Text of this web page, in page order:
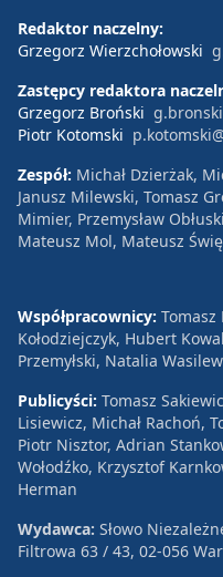
Redaktor naczelny:
Grzegorz Wierzchołowski
Zastępcy redaktora
Grzegorz Broński
Piotr Kotomski
Zespół: Michał Dzierżak,
Janusz Milewski, Tomasz
Mimier, Przemysław
Mateusz Mol, Mateusz
Współpracownicy: Tomasz
Kołodziejczyk, Hubert
Przemyłski, Natalia
Publicyści: Tomasz
Lisiewicz, Michał Rachoń,
Piotr Nisztor, Adrian
Wołodźko, Krzysztof
Herman
Wydawca: Słowo
Filtrowa 63 / 43, 02-056